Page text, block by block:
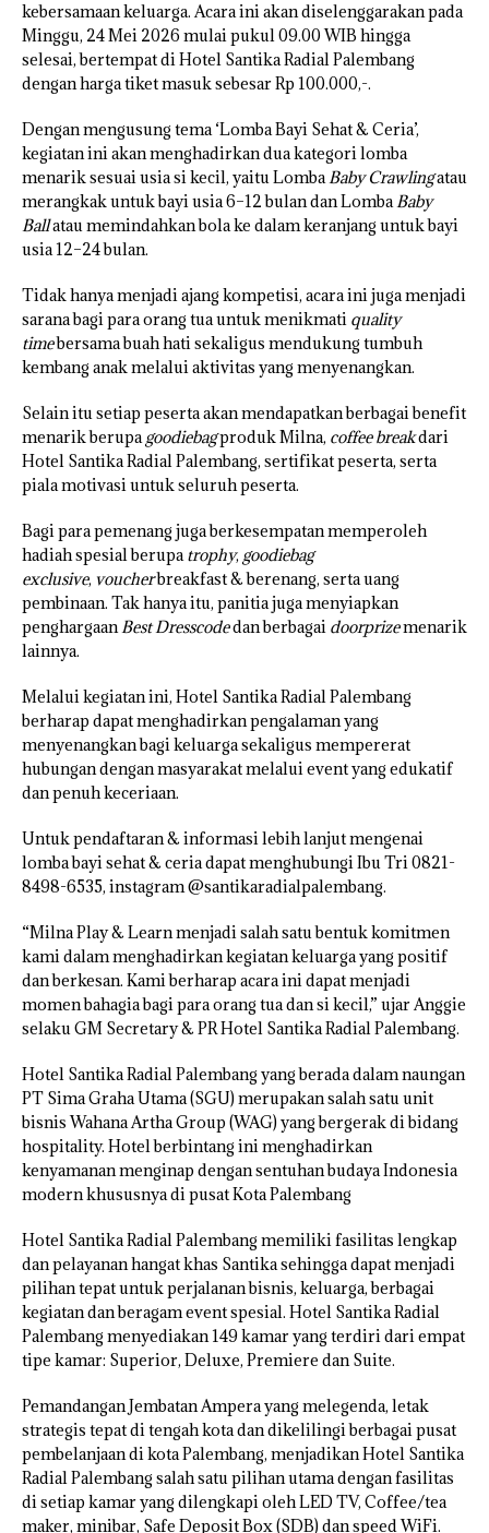
kebersamaan keluarga. Acara ini akan diselenggarakan pada
Minggu, 24 Mei 2026 mulai pukul 09.00 WIB hingga
selesai, bertempat di Hotel Santika Radial Palembang
dengan harga tiket masuk sebesar Rp 100.000,-.
Dengan mengusung tema ‘Lomba Bayi Sehat & Ceria’,
kegiatan ini akan menghadirkan dua kategori lomba
menarik sesuai usia si kecil, yaitu LombaBaby Crawlingatau
merangkak untuk bayi usia 6–12 bulan dan LombaBaby
Ballatau memindahkan bola ke dalam keranjang untuk bayi
usia 12–24 bulan.
Tidak hanya menjadi ajang kompetisi, acara ini juga menjadi
sarana bagi para orang tua untuk menikmati quality
timebersama buah hati sekaligus mendukung tumbuh
kembang anak melalui aktivitas yang menyenangkan.
Selain itu setiap peserta akan mendapatkan berbagai benefit
menarik berupagoodiebagproduk Milna, coffee breakdari
Hotel Santika Radial Palembang, sertifikat peserta, serta
piala motivasi untuk seluruh peserta.
Bagi para pemenang juga berkesempatan memperoleh
hadiah spesial berupatrophy, goodiebag
exclusive, voucherbreakfast & berenang, serta uang
pembinaan. Tak hanya itu, panitia juga menyiapkan
penghargaanBest Dresscodedan berbagai doorprizemenarik
lainnya.
Melalui kegiatan ini, Hotel Santika Radial Palembang
berharap dapat menghadirkan pengalaman yang
menyenangkan bagi keluarga sekaligus mempererat
hubungan dengan masyarakat melalui event yang edukatif
dan penuh keceriaan.
Untuk pendaftaran & informasi lebih lanjut mengenai
lomba bayi sehat & ceria dapat menghubungi Ibu Tri 0821-
8498-6535, instagram @santikaradialpalembang.
“Milna Play & Learn menjadi salah satu bentuk komitmen
kami dalam menghadirkan kegiatan keluarga yang positif
dan berkesan. Kami berharap acara ini dapat menjadi
momen bahagia bagi para orang tua dan si kecil,” ujar Anggie
selaku GM Secretary & PR Hotel Santika Radial Palembang.
Hotel Santika Radial Palembang yang berada dalam naungan
PT Sima Graha Utama (SGU) merupakan salah satu unit
bisnis Wahana Artha Group (WAG) yang bergerak di bidang
hospitality. Hotel berbintang ini menghadirkan
kenyamanan menginap dengan sentuhan budaya Indonesia
modern khususnya di pusat Kota Palembang
Hotel Santika Radial Palembang memiliki fasilitas lengkap
dan pelayanan hangat khas Santika sehingga dapat menjadi
pilihan tepat untuk perjalanan bisnis, keluarga, berbagai
kegiatan dan beragam event spesial. Hotel Santika Radial
Palembang menyediakan 149 kamar yang terdiri dari empat
tipe kamar: Superior, Deluxe, Premiere dan Suite.
Pemandangan Jembatan Ampera yang melegenda, letak
strategis tepat di tengah kota dan dikelilingi berbagai pusat
pembelanjaan di kota Palembang, menjadikan Hotel Santika
Radial Palembang salah satu pilihan utama dengan fasilitas
di setiap kamar yang dilengkapi oleh LED TV, Coffee/tea
maker, minibar, Safe Deposit Box (SDB) dan speed WiFi.